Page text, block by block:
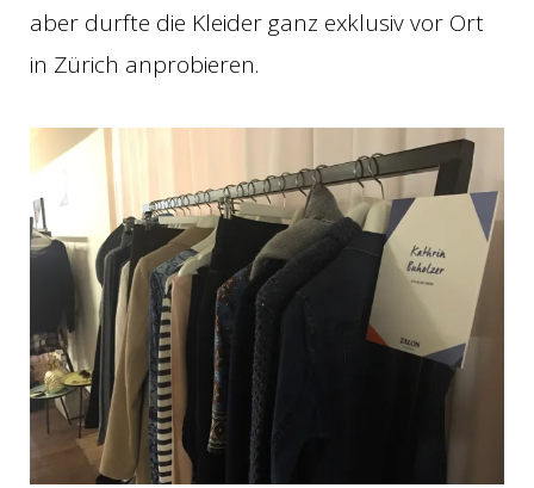
aber durfte die Kleider ganz exklusiv vor Ort
in Zürich anprobieren.